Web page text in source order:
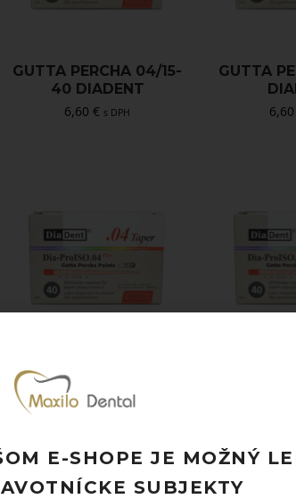
GUTTA PERCHA 04/15-
40 DIADENT
6,60€ s DPH
GUTTA
6,60
DIADENT
6,60€ s DPH
GUTTA
E-SHOPE JE MOŽNÝ
SUBJEKTY